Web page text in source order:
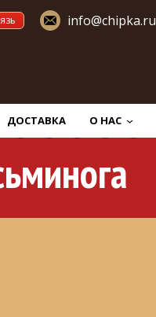
info@chipka.ru
ДОСТАВКА О НАС